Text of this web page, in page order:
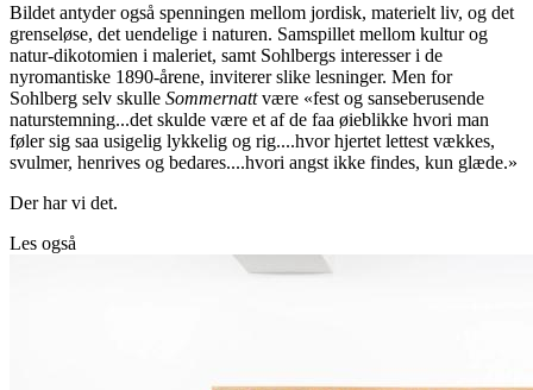
Bildet antyder også spenningen mellom jordisk, materielt liv, og det
grenseløse, det uendelige i naturen. Samspillet mellom kultur og
natur-dikotomien i maleriet, samt Sohlbergs interesser i de
nyromantiske 1890-årene, inviterer slike lesninger. Men for
Sohlberg selv skulle Sommernattvære «fest og sanseberusende
naturstemning...det skulde være et af de faa øieblikke hvori man
føler sig saa usigelig lykkelig og rig....hvor hjertet lettest vækkes,
svulmer, henrives og bedares....hvori angst ikke findes, kun glæde.»
Der har vi det.
Les også